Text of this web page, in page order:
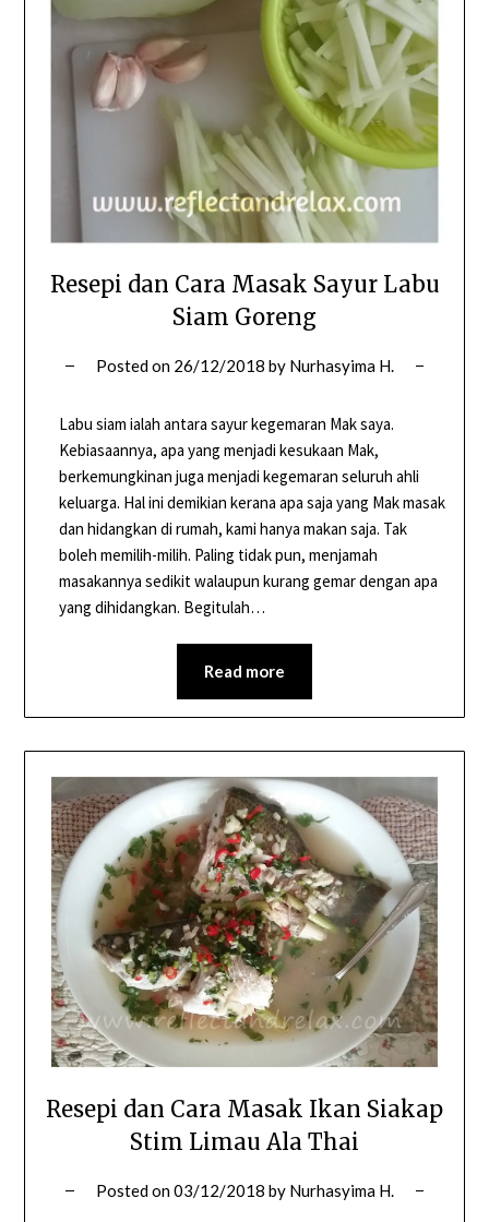
Resepi dan Cara Masak Sayur Labu
Siam Goreng
Posted on 26/12/2018 by Nurhasyima H.
Labu siam ialah antara sayur kegemaran Mak saya.
Kebiasaannya, apa yang menjadi kesukaan Mak,
berkemungkinan juga menjadi kegemaran seluruh ahli
keluarga. Hal ini demikian kerana apa saja yang Mak masak
dan hidangkan di rumah, kami hanya makan saja. Tak
boleh memilih-milih. Paling tidak pun, menjamah
masakannya sedikit walaupun kurang gemar dengan apa
yang dihidangkan. Begitulah…
Read more
Resepi dan Cara Masak Ikan Siakap
Stim Limau Ala Thai
Posted on03/12/2018 by Nurhasyima H.